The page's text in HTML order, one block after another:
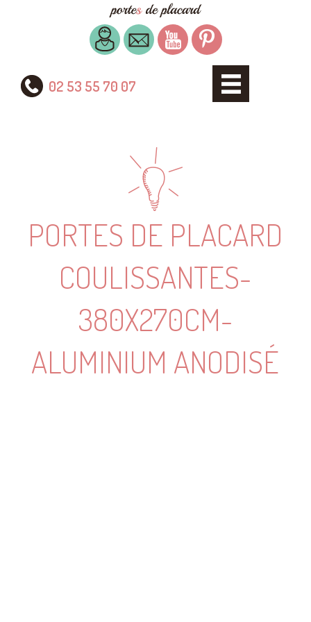
02 53 55 70 07
PORTES DE PLACARD
COULISSANTES-
380X270CM-
ALUMINIUM ANODISÉ